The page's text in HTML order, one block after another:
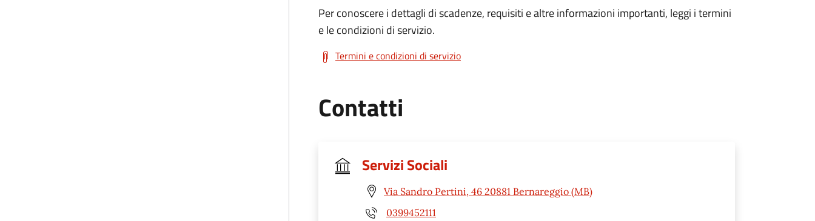
Per conoscere i dettagli di scadenze, requisiti e altre informazioni importanti, leggi i termini
e le condizioni di servizio.
Termini e condizioni di servizio
Contatti
Servizi Sociali
Via Sandro Pertini, 46 20881 Bernareggio (MB)
0399452111